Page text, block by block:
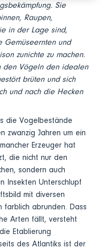
Sie
Raupen,
in der Lage sind,
Gemüseernten und
zunichte zu machen.
den Vögeln den idealen
brüten und sich
und nach die Hecken
die Vogelbestände
zwanzig Jahren um ein
Erzeuger hat
die nicht nur den
sondern auch
Insekten Unterschlupf
mit diversen
farblich abrunden. Dass
Arten fällt, versteht
Etablierung
des Atlantiks ist der